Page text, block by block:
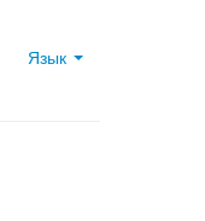
Язык